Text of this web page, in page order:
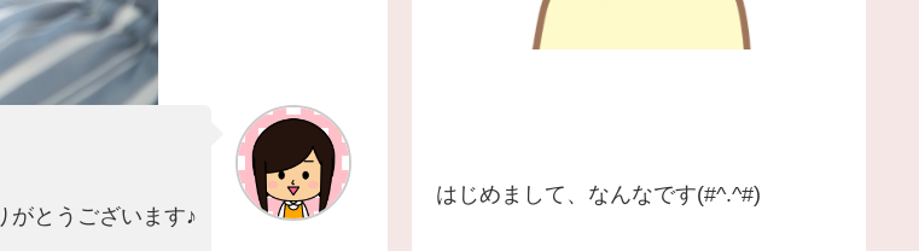
がとうございます♪
はじめまして、なんなです(#^.^#)